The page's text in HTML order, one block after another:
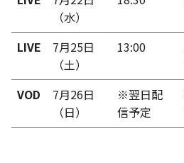
（水）
LIVE
7月25日
（土）
13:00
VOD
7月26日
（日）
※翌日配
信予定